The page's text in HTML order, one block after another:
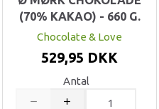
(70% KAKAO) - 660 G.
Chocolate & Love
529,95 DKK
Antal